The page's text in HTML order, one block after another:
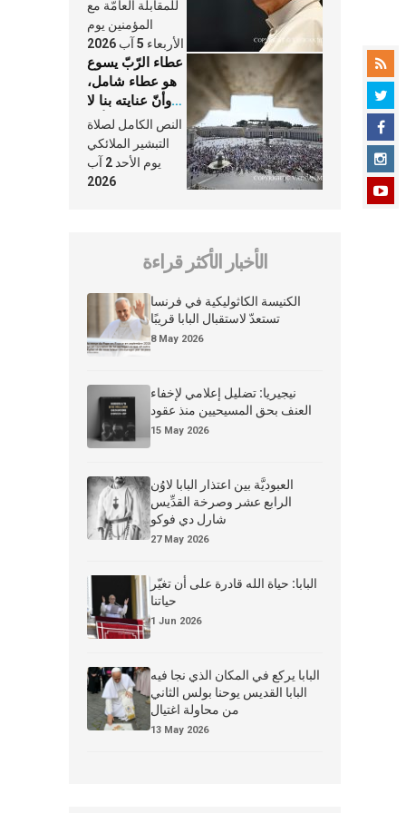
الكنيسة
للمقابلة العامّة مع
المؤمنين يوم
الأربعاء 5 آب 2026
عطاء الرّبّ يسوع
هو عطاء شامل،
وأنّ عنايته بنا لا
تغيب عنّا أبدًا
النص الكامل لصلاة
التبشير الملائكي
يوم الأحد 2 آب
2026
الأخبار الأكثر قراءة
الكنيسة الكاثوليكية في فرنسا
تستعدّ لاستقبال البابا قريبًا
8 May 2026
نيجيريا: تضليل إعلامي لإخفاء
العنف بحق المسيحيين منذ عقود
15 May 2026
العبوديَّة بين اعتذار البابا لاوُن
الرابع عشر وصرخة القدِّيس
شارل دي فوكو
27 May 2026
البابا: حياة الله قادرة على أن تغيّر
حياتنا
1 Jun 2026
البابا يركع في المكان الذي نجا فيه
البابا القديس يوحنا بولس الثاني
من محاولة اغتيال
13 May 2026